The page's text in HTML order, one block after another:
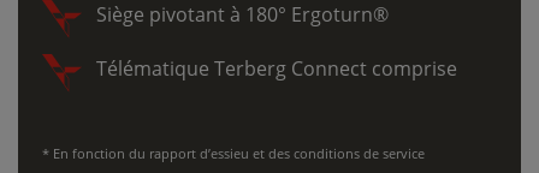
Siège pivotant à 180° Ergoturn®
Télématique Terberg Connect comprise
* En fonction du rapport d’essieu et des conditions de service